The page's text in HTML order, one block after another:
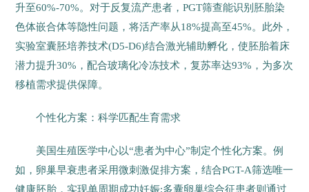
升至60%-70%。对于反复流产患者，PGT筛查能识别胚胎染
色体嵌合体等隐性问题，将活产率从18%提高至45%。此外，
实验室囊胚培养技术(D5-D6)结合激光辅助孵化，使胚胎着床
潜力提升30%，配合玻璃化冷冻技术，复苏率达93%，为多次
移植需求提供保障。
个性化方案：科学匹配生育需求
美国生殖医学中心以“患者为中心”制定个性化方案。例
如，卵巢早衰患者采用微刺激促排方案，结合PGT-A筛选唯一
健康胚胎，实现单周期成功妊娠;多囊卵巢综合征患者则通过